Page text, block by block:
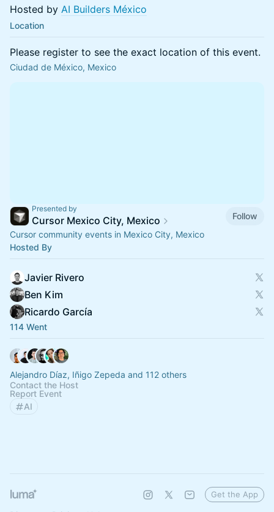
Hosted by AI Builders México
Location
Please register to see the exact location of this event.
Ciudad de México, Mexico
Presented by
Cursor Mexico City, Mexico
Follow
Cursor community events in Mexico City, Mexico
Hosted By
Javier Rivero
Ben Kim
Ricardo García
114 Went
Alejandro Díaz, Iñigo Zepeda and 112 others
Contact the Host
Report Event
AI
Get the App